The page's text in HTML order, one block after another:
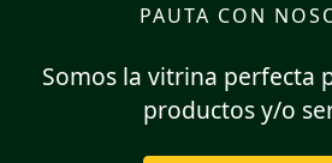
PAUTA CON
Somos la vitrina perfecta
productos y/o